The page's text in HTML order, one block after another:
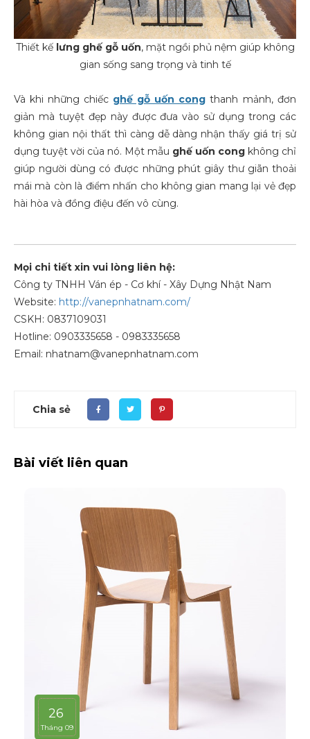
Thiết kế lưng ghế gỗ uốn, mặt ngồi phủ nệm giúp không
gian sống sang trọng và tinh tế
Và khi những chiếc ghế gỗ uốn cong thanh mảnh, đơn
giản mà tuyệt đẹp này được đưa vào sử dụng trong các
không gian nội thất thì càng dễ dàng nhận thấy giá trị sử
dụng tuyệt vời của nó. Một mẫu ghế uốn cong không chỉ
giúp người dùng có được những phút giây thư giãn thoải
mái mà còn là điểm nhấn cho không gian mang lại vẻ đẹp
hài hòa và đồng điệu đến vô cùng.
Mọi chi tiết xin vui lòng liên hệ:
Công ty TNHH Ván ép - Cơ khí - Xây Dựng Nhật Nam
Website: http://vanepnhatnam.com/
CSKH: 0837109031
Hotline: 0903335658 - 0983335658
Email: nhatnam@vanepnhatnam.com
Chia sẻ
Bài viết liên quan
26
Tháng 09